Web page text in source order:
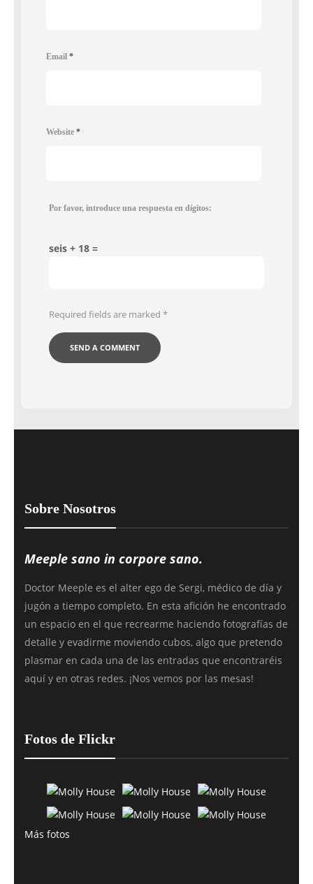
Email *
Website *
Por favor, introduce una respuesta en dígitos:
seis + 18 =
Required fields are marked *
Sobre Nosotros
Meeple sano in corpore sano.
Doctor Meeple es el alter ego de Sergi, médico de día y
jugón a tiempo completo. En esta afición he encontrado
un espacio en el que recrearme haciendo fotografías de
detalle y evadirme moviendo cubos, algo que pretendo
plasmar en cada una de las entradas que encontraréis
aquí y en otras redes. ¡Nos vemos por las mesas!
Fotos de Flickr
Más fotos